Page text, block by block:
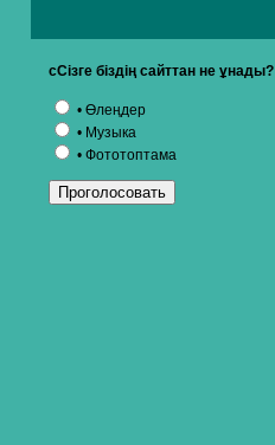
сСізге біздің сайттан не ұнады?
• Өлеңдер
• Музыка
• Фототоптама